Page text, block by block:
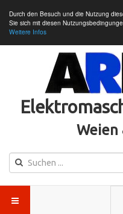
Durch den Besuch und die Nutzung
Sie sich mit diesen
Weitere Infos
Weien